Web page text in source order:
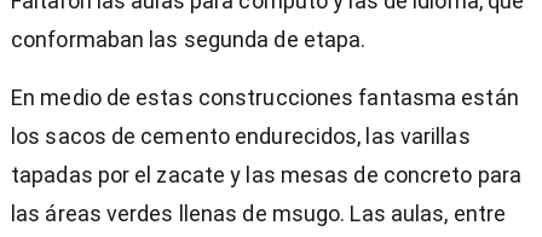
conformaban las segunda de etapa.
En medio de estas construcciones fantasma están
los sacos de cemento endurecidos, las varillas
tapadas por el zacate y las mesas de concreto para
las áreas verdes llenas de msugo. Las aulas, entre